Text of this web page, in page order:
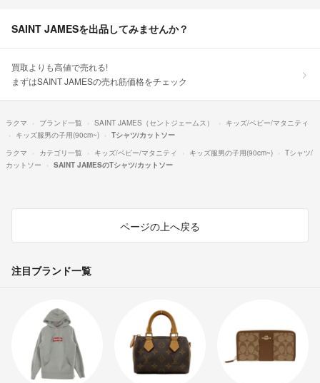
SAINT JAMESを出品してみませんか？
買取よりも高値で売れる!
まずはSAINT JAMESの売れ筋価格をチェック
ラクマ ブランド一覧 SAINT JAMES（セントジェームス）
キッズ/ベビー/マタニティ
キッズ服男の子用(90cm~)
Tシャツ/カットソー
ラクマ
カテゴリ一覧 キッズ/ベビー/マタニティ キッズ服男の子用(90cm~)
Tシャツ/
カットソー
SAINT JAMESのTシャツ/カットソー
ページの上へ戻る
注目ブランド一覧